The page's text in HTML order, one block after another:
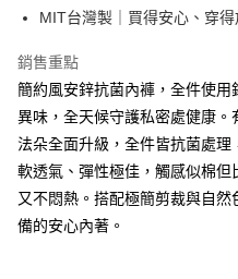
悠遊付
大哥付你分期
相關說明
1.本服務由台灣大哥大提供，台灣
2.付款方式選擇「大哥付你分期」
流程，驗證手機門號後，選擇欲分
成交易。
3.實際核准額度、可分期數及費用
4.訂單成立30分鐘內，如未前往確
ATM付款
運送方式
全家取貨付款
每筆NT$80，滿NT$790(含以上)
MIT台灣製｜買得安心、穿
銷售重點
簡約風安鋅抗菌內褲，全件使
異味，全天候守護私密處健康。
法朵全面升級，全件皆抗菌處
軟透氣、彈性極佳，觸感似棉
又不悶熱。搭配極簡剪裁與自
備的安心內著。